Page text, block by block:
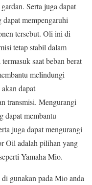
Serta juga dapat
dapat mempengaruhi
tersebut. Oli ini di
tetap stabil dalam
saat beban berat
melindungi
dapat
transmisi. Mengurangi
dapat membantu
juga dapat mengurangi
Oil adalah pilihan yang
Yamaha Mio.
gunakan pada Mio anda